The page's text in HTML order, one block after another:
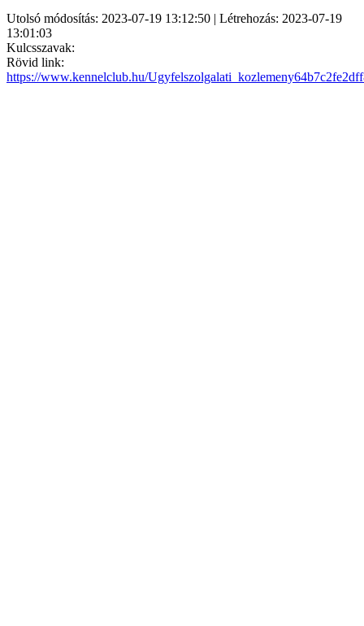
Utolsó módosítás: 2023-07-19 13:12:50 | Létrehozás: 2023-07-19
13:01:03
Kulcsszavak:
Rövid link:
https://www.kennelclub.hu/